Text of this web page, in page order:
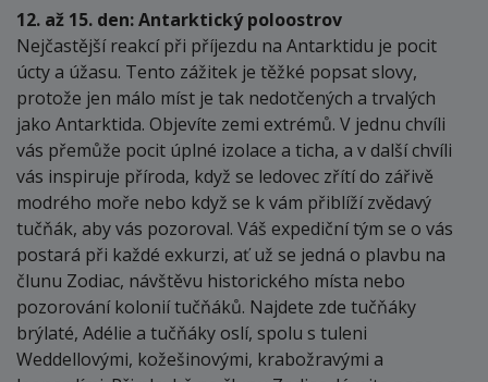
12. až 15. den: Antarktický poloostrov
Nejčastější reakcí při příjezdu na Antarktidu je pocit
úcty a úžasu. Tento zážitek je těžké popsat slovy,
protože jen málo míst je tak nedotčených a trvalých
jako Antarktida. Objevíte zemi extrémů. V jednu chvíli
vás přemůže pocit úplné izolace a ticha, a v další chvíli
vás inspiruje příroda, když se ledovec zřítí do zářivě
modrého moře nebo když se k vám přiblíží zvědavý
tučňák, aby vás pozoroval. Váš expediční tým se o vás
postará při každé exkurzi, ať už se jedná o plavbu na
člunu Zodiac, návštěvu historického místa nebo
pozorování kolonií tučňáků. Najdete zde tučňáky
brýlaté, Adélie a tučňáky oslí, spolu s tuleni
Weddellovými, kožešinovými, krabožravými a